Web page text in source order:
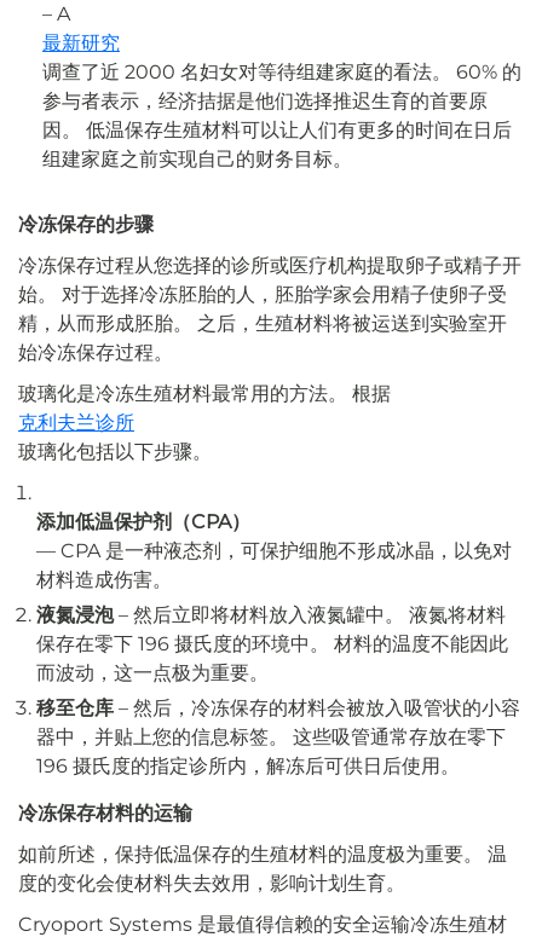
– A
最新研究
调查了近 2000 名妇女对等待组建家庭的看法。 60% 的
参与者表示，经济拮据是他们选择推迟生育的首要原
因。 低温保存生殖材料可以让人们有更多的时间在日后
组建家庭之前实现自己的财务目标。
冷冻保存的步骤
冷冻保存过程从您选择的诊所或医疗机构提取卵子或精子开
始。 对于选择冷冻胚胎的人，胚胎学家会用精子使卵子受
精，从而形成胚胎。 之后，生殖材料将被运送到实验室开
始冷冻保存过程。
玻璃化是冷冻生殖材料最常用的方法。 根据
克利夫兰诊所
玻璃化包括以下步骤。
添加低温保护剂（CPA）
— CPA 是一种液态剂，可保护细胞不形成冰晶，以免对
材料造成伤害。
液氮浸泡– 然后立即将材料放入液氮罐中。 液氮将材料
保存在零下 196 摄氏度的环境中。 材料的温度不能因此
而波动，这一点极为重要。
移至仓库 – 然后，冷冻保存的材料会被放入吸管状的小容
器中，并贴上您的信息标签。 这些吸管通常存放在零下
196 摄氏度的指定诊所内，解冻后可供日后使用。
冷冻保存材料的运输
如前所述，保持低温保存的生殖材料的温度极为重要。 温
度的变化会使材料失去效用，影响计划生育。
Cryoport Systems 是最值得信赖的安全运输冷冻生殖材